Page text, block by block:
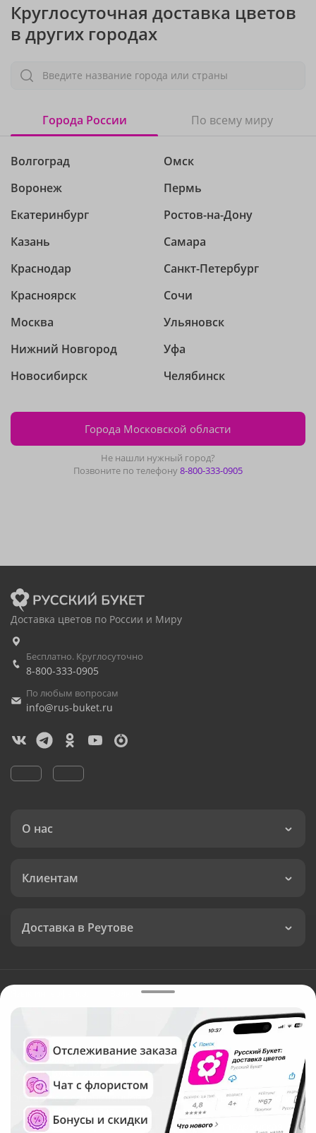
Круглосуточная доставка цветов
в других городах
Введите название города или страны
Города России По всему миру
Волгоград
Воронеж
Екатеринбург
Казань
Краснодар
Красноярск
Москва
Нижний Новгород
Новосибирск
Омск
Пермь
Ростов-на-Дону
Самара
Санкт-Петербург
Сочи
Ульяновск
Уфа
Челябинск
Города Московской области
Не нашли нужный город?
Позвоните по телефону8-800-333-0905
Доставка цветов по России и Миру
Бесплатно. Круглосуточно
8-800-333-0905
По любым вопросам
info@rus-buket.ru
О нас
Клиентам
Доставка в Реутове
Валюта:
Служба круглосуточной доставки цветов в Реутове
Русский Букет, 2026
Общество с ограниченной ответственностью «Технология»
ОГРН: 1195476081745, ИНН: 5410081997
Юридический адрес: г. Новосибирск, ул. Ипподромская,